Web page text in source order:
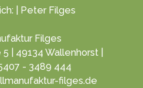
| Peter Filges
Filges
| 49134 Wallenhorst |
- 3489 444
filges.de